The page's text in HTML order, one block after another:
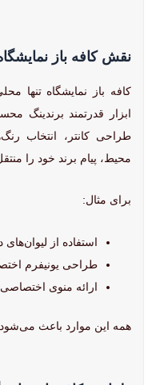
نقش کافه باز
کافه باز نمایشگاه تنها
ابزار قدرتمند برندینگ
طراحی کانتر، انتخاب
محیط، پیام برند خود را
برای مثال:
استفاده از لیوان‌های
طراحی یونیفرم
ارائه منوی
همه این موارد باعث